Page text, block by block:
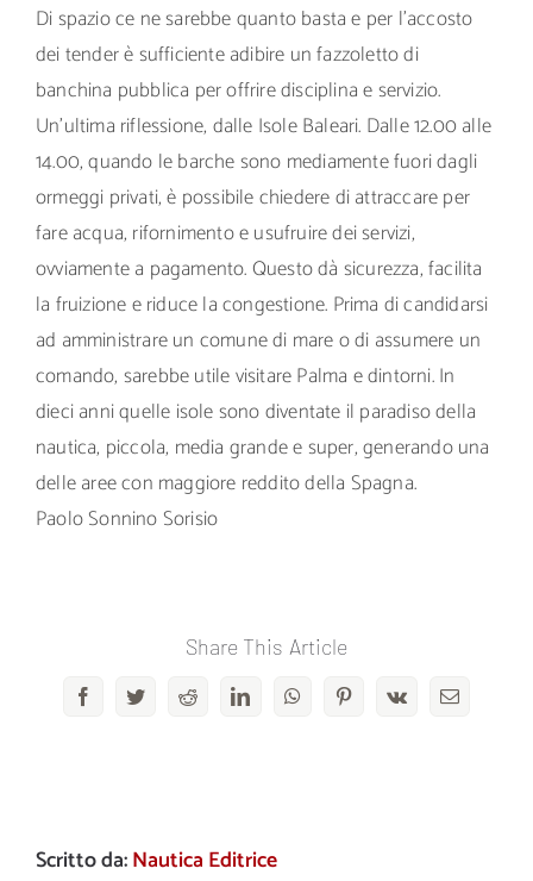
Di spazio ce ne sarebbe quanto basta e per l’accosto
dei tender è sufficiente adibire un fazzoletto di
banchina pubblica per offrire disciplina e servizio.
Un’ultima riflessione, dalle Isole Baleari. Dalle 12.00 alle
14.00, quando le barche sono mediamente fuori dagli
ormeggi privati, è possibile chiedere di attraccare per
fare acqua, rifornimento e usufruire dei servizi,
ovviamente a pagamento. Questo dà sicurezza, facilita
la fruizione e riduce la congestione. Prima di candidarsi
ad amministrare un comune di mare o di assumere un
comando, sarebbe utile visitare Palma e dintorni. In
dieci anni quelle isole sono diventate il paradiso della
nautica, piccola, media grande e super, generando una
delle aree con maggiore reddito della Spagna.
Paolo Sonnino Sorisio
Share This Article
FacebookTwitterRedditLinkedInWhatsAppPinterestVk Email
Scritto da:Nautica Editrice